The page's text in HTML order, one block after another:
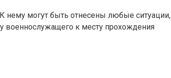
нему могут быть отнесены любые ситуации,
к месту прохождения